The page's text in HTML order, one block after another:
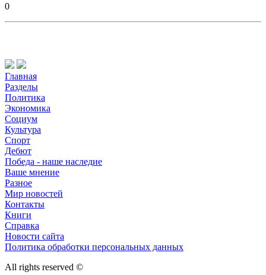
0
Главная
Разделы
Политика
Экономика
Социум
Культура
Спорт
Дебют
Победа - наше наследие
Ваше мнение
Разное
Мир новостей
Контакты
Книги
Справка
Новости сайта
Политика обработки персональных данных
All rights reserved ©